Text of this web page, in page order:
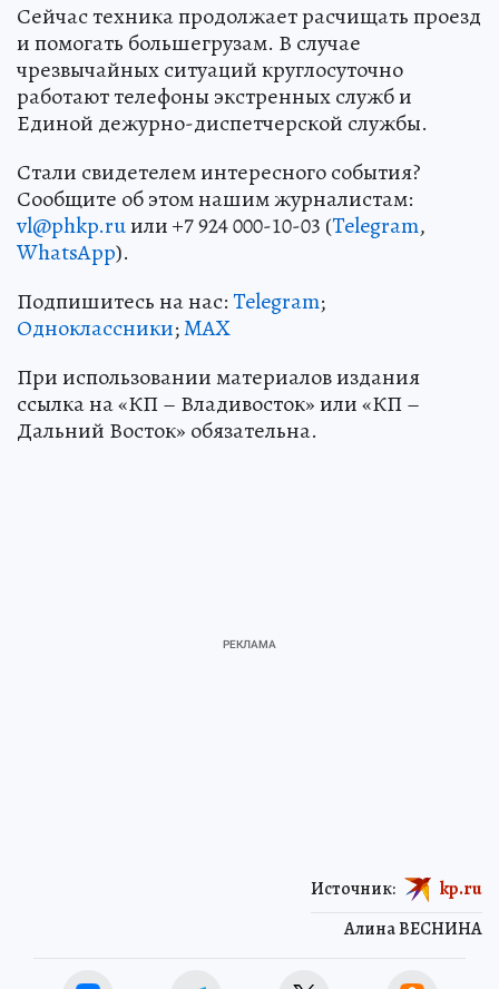
Сейчас техника продолжает расчищать проезд
и помогать большегрузам. В случае
чрезвычайных ситуаций круглосуточно
работают телефоны экстренных служб и
Единой дежурно-диспетчерской службы.
Стали свидетелем интересного события?
Сообщите об этом нашим журналистам:
vl@phkp.ruили +7 924 000-10-03 (Telegram,
WhatsApp).
Подпишитесь на нас:Telegram;
Одноклассники;MAX
При использовании материалов издания
ссылка на «КП – Владивосток» или «КП –
Дальний Восток» обязательна.
Алина ВЕСНИНА
Источник: kp.ru